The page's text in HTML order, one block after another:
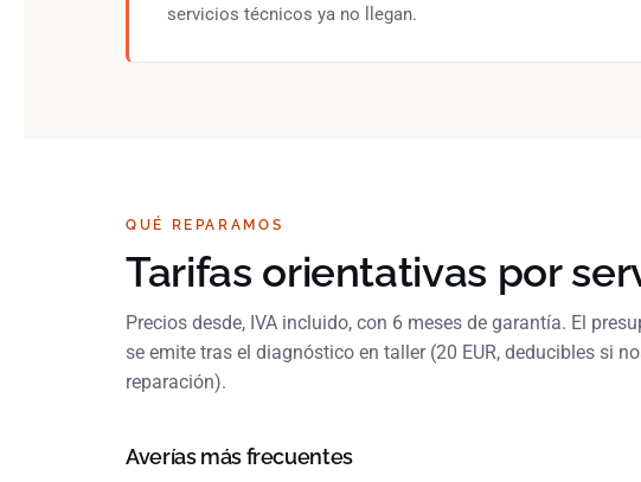
servicios técnicos ya no llegan.
QUÉ REPARAMOS
Tarifas orientativas por
Precios desde, IVA incluido, con 6 meses de garantía. El
se emite tras el diagnóstico en taller (20 EUR, deducibles si
reparación).
Averías más frecuentes